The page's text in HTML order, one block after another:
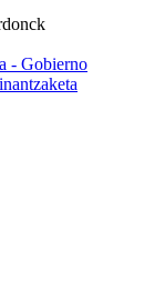
- Gobierno